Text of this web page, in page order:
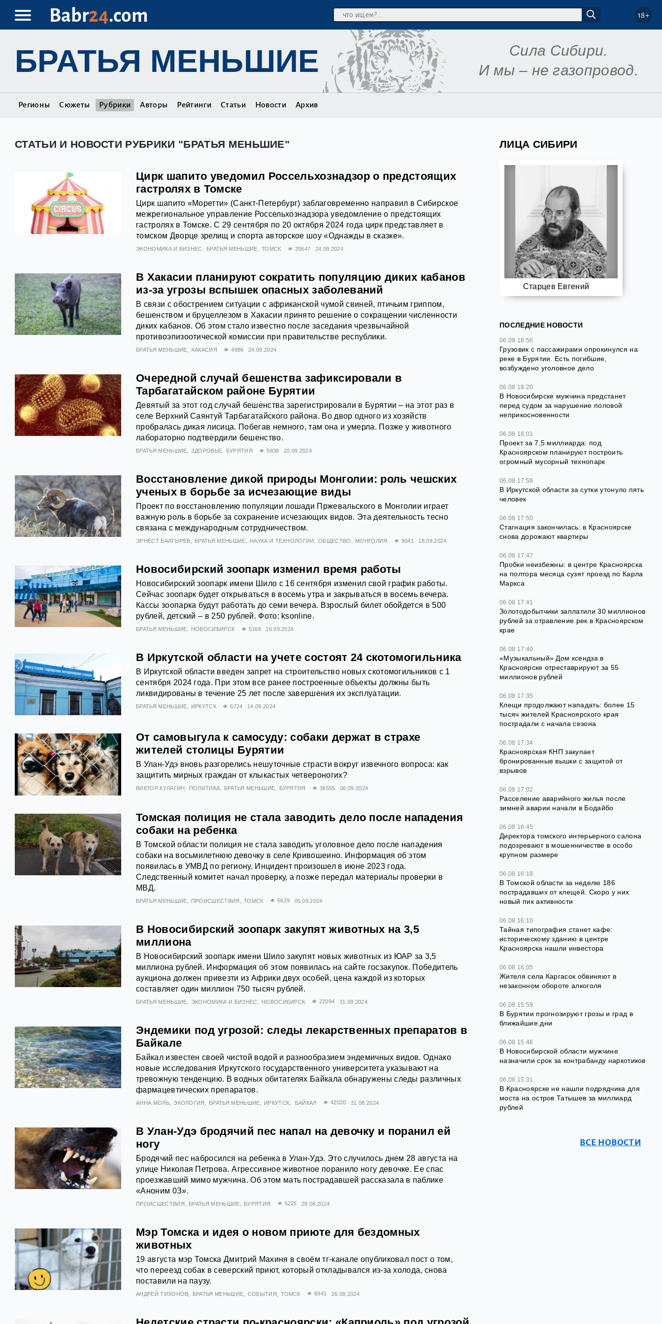
Babr24.com 18+
Сила Сибири.
И мы – не газопровод.
БРАТЬЯ МЕНЬШИЕ
Регионы Сюжеты Рубрики Авторы Рейтинги Статьи Новости Архив
СТАТЬИ И НОВОСТИ РУБРИКИ "БРАТЬЯ МЕНЬШИЕ"
Цирк шапито уведомил Россельхознадзор о предстоящих
гастролях в Томске
Цирк шапито «Моретти» (Санкт-Петербург) заблаговременно направил в Сибирское
межрегиональное управление Россельхознадзора уведомление о предстоящих
гастролях в Томске. С 29 сентября по 20 октября 2024 года цирк представляет в
томском Дворце зрелищ и спорта авторское шоу «Однажды в сказке».
ЭКОНОМИКА И БИЗНЕС БРАТЬЯ МЕНЬШИЕ ТОМСК 20647 24.09.2024
В Хакасии планируют сократить популяцию диких кабанов
из-за угрозы вспышек опасных заболеваний
В связи с обострением ситуации с африканской чумой свиней, птичьим гриппом,
бешенством и бруцеллезом в Хакасии принято решение о сокращении численности
диких кабанов. Об этом стало известно после заседания чрезвычайной
противоэпизоотической комиссии при правительстве республики.
БРАТЬЯ МЕНЬШИЕ ХАКАСИЯ 4886 24.09.2024
Очередной случай бешенства зафиксировали в
Тарбагатайском районе Бурятии
Девятый за этот год случай бешенства зарегистрировали в Бурятии – на этот раз в
селе Верхний Саянтуй Тарбагатайского района. Во двор одного из хозяйств
пробралась дикая лисица. Побегав немного, там она и умерла. Позже у животного
лабораторно подтвердили бешенство.
БРАТЬЯ МЕНЬШИЕ ЗДОРОВЬЕ БУРЯТИЯ 5838 20.09.2024
Восстановление дикой природы Монголии: роль чешских
ученых в борьбе за исчезающие виды
Проект по восстановлению популяции лошади Пржевальского в Монголии играет
важную роль в борьбе за сохранение исчезающих видов. Эта деятельность тесно
связана с международным сотрудничеством.
ЭРНЕСТ БААТЫРЕВ БРАТЬЯ МЕНЬШИЕ НАУКА И ТЕХНОЛОГИИ ОБЩЕСТВО МОНГОЛИЯ 9041 18.09.2024
Новосибирский зоопарк изменил время работы
Новосибирский зоопарк имени Шило с 16 сентября изменил свой график работы.
Сейчас зоопарк будет открываться в восемь утра и закрываться в восемь вечера.
Кассы зоопарка будут работать до семи вечера. Взрослый билет обойдется в 500
рублей, детский – в 250 рублей. Фото: ksonline.
БРАТЬЯ МЕНЬШИЕ НОВОСИБИРСК 5166 16.09.2024
В Иркутской области на учете состоят 24 скотомогильника
В Иркутской области введен запрет на строительство новых скотомогильников с 1
сентября 2024 года. При этом все ранее построенные объекты должны быть
ликвидированы в течение 25 лет после завершения их эксплуатации.
БРАТЬЯ МЕНЬШИЕ ИРКУТСК 6724 14.09.2024
От самовыгула к самосуду: собаки держат в страхе
жителей столицы Бурятии
В Улан-Удэ вновь разгорелись нешуточные страсти вокруг извечного вопроса: как
защитить мирных граждан от клыкастых четвероногих?
ВИКТОР КУЛАГИН ПОЛИТИКА БРАТЬЯ МЕНЬШИЕ БУРЯТИЯ 36555 06.09.2024
Томская полиция не стала заводить дело после нападения
собаки на ребенка
В Томской области полиция не стала заводить уголовное дело после нападения
собаки на восьмилетнюю девочку в селе Кривошеино. Информация об этом
появилась в УМВД по региону. Инцидент произошел в июне 2023 года.
Следственный комитет начал проверку, а позже передал материалы проверки в
МВД.
БРАТЬЯ МЕНЬШИЕ ПРОИСШЕСТВИЯ ТОМСК 5629 05.09.2024
В Новосибирский зоопарк закупят животных на 3,5
миллиона
В Новосибирский зоопарк имени Шило закупят новых животных из ЮАР за 3,5
миллиона рублей. Информация об этом появилась на сайте госзакупок. Победитель
аукциона должен привезти из Африки двух особей, цена каждой из которых
составляет один миллион 750 тысяч рублей.
БРАТЬЯ МЕНЬШИЕ ЭКОНОМИКА И БИЗНЕС НОВОСИБИРСК 22094 31.08.2024
Эндемики под угрозой: следы лекарственных препаратов в
Байкале
Байкал известен своей чистой водой и разнообразием эндемичных видов. Однако
новые исследования Иркутского государственного университета указывают на
тревожную тенденцию. В водных обитателях Байкала обнаружены следы различных
фармацевтических препаратов.
АННА МОЛЬ ЭКОЛОГИЯ БРАТЬЯ МЕНЬШИЕ ИРКУТСК БАЙКАЛ 42020 31.08.2024
В Улан-Удэ бродячий пес напал на девочку и поранил ей
ногу
Бродячий пес набросился на ребенка в Улан-Удэ. Это случилось днем 28 августа на
улице Николая Петрова. Агрессивное животное поранило ногу девочке. Ее спас
проезжавший мимо мужчина. Об этом мать пострадавшей рассказала в пaбликe
«Aнoним 0З».
ПРОИСШЕСТВИЯ БРАТЬЯ МЕНЬШИЕ БУРЯТИЯ 5225 28.08.2024
Мэр Томска и идея о новом приюте для бездомных
животных
19 августа мэр Томска Дмитрий Махиня в своём тг-канале опубликовал пост о том,
что переезд собак в северский приют, который откладывался из-за холода, снова
поставили на паузу.
АНДРЕЙ ТИХОНОВ БРАТЬЯ МЕНЬШИЕ СОБЫТИЯ ТОМСК 6941 26.08.2024
ЛИЦА СИБИРИ
Старцев Евгений
ПОСЛЕДНИЕ НОВОСТИ
06.08 18:56
Грузовик с пассажирами опрокинулся на
реке в Бурятии. Есть погибшие,
возбуждено уголовное дело
06.08 18:20
В Новосибирске мужчина предстанет
перед судом за нарушение половой
неприкосновенности
06.08 18:01
Проект за 7,5 миллиарда: под
Красноярском планируют построить
огромный мусорный технопарк
06.08 17:58
В Иркутской области за сутки утонуло пять
человек
06.08 17:50
Стагнация закончилась: в Красноярске
снова дорожают квартиры
06.08 17:47
Пробки неизбежны: в центре Красноярска
на полтора месяца сузят проезд по Карла
Маркса
06.08 17:41
Золотодобытчики заплатили 30 миллионов
рублей за отравление рек в Красноярском
крае
06.08 17:40
«Музыкальный» Дом ксендза в
Красноярске отреставрируют за 55
миллионов рублей
06.08 17:35
Клещи продолжают нападать: более 15
тысяч жителей Красноярского края
пострадали с начала сезона
06.08 17:34
Красноярская КНП закупает
бронированные вышки с защитой от
взрывов
06.08 17:02
Расселение аварийного жилья после
зимней аварии начали в Бодайбо
06.08 16:45
Директора томского интерьерного салона
подозревают в мошенничестве в особо
крупном размере
06.08 16:18
В Томской области за неделю 186
пострадавших от клещей. Скоро у них
новый пик активности
06.08 16:10
Тайная типография станет кафе:
историческому зданию в центре
Красноярска нашли инвестора
06.08 16:05
Жителя села Каргасок обвиняют в
незаконном обороте алкоголя
06.08 15:59
В Бурятии прогнозируют грозы и град в
ближайшие дни
06.08 15:46
В Новосибирской области мужчине
назначили срок за контрабанду наркотиков
06.08 15:31
В Красноярске не нашли подрядчика для
моста на остров Татышев за миллиард
рублей
ВСЕ НОВОСТИ